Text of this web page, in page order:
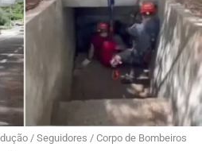
/ Seguidores / Corpo de Bombeiros